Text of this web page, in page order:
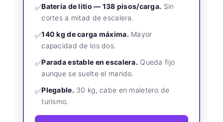
✅Batería de litio — 138 pisos/carga. Sin
cortes a mitad de escalera.
✅140 kg de carga máxima. Mayor
capacidad de los dos.
✅Parada estable en escalera. Queda fijo
aunque se suelte el mando.
✅Plegable. 30 kg, cabe en maletero de
turismo.